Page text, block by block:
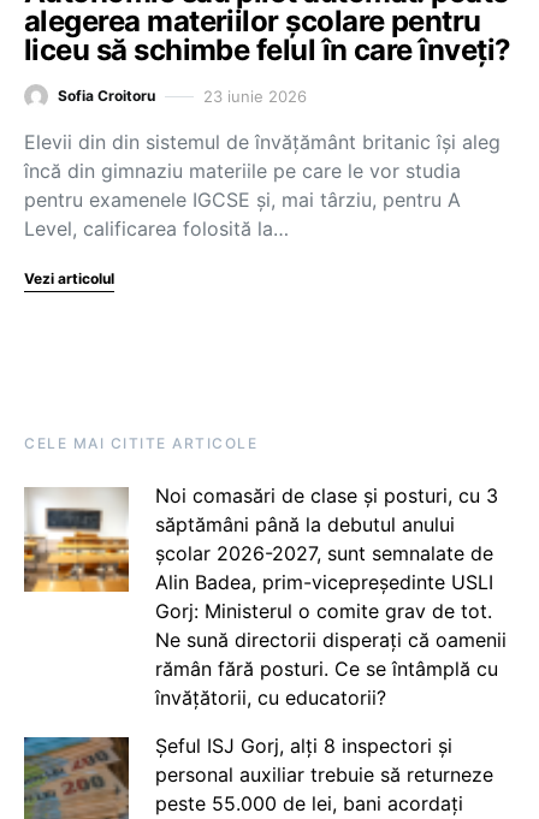
alegerea materiilor școlare pentru
liceu să schimbe felul în care înveți?
Sofia Croitoru 23 iunie 2026
Elevii din din sistemul de învățământ britanic își aleg
încă din gimnaziu materiile pe care le vor studia
pentru examenele IGCSE și, mai târziu, pentru A
Level, calificarea folosită la…
Vezi articolul
CELE MAI CITITE ARTICOLE
Noi comasări de clase și posturi, cu 3
săptămâni până la debutul anului
școlar 2026-2027, sunt semnalate de
Alin Badea, prim-vicepreședinte USLI
Gorj: Ministerul o comite grav de tot.
Ne sună directorii disperați că oamenii
rămân fără posturi. Ce se întâmplă cu
învățătorii, cu educatorii?
Șeful ISJ Gorj, alți 8 inspectori și
personal auxiliar trebuie să returneze
peste 55.000 de lei, bani acordați